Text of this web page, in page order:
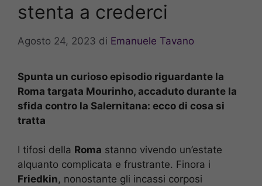
stenta a crederci
Agosto 24, 2023 di Emanuele Tavano
Spunta un curioso episodio riguardante la
Roma targata Mourinho, accaduto durante la
sfida contro la Salernitana: ecco di cosa si
tratta
I tifosi della Roma stanno vivendo un’estate
alquanto complicata e frustrante. Finora i
Friedkin, nonostante gli incassi corposi